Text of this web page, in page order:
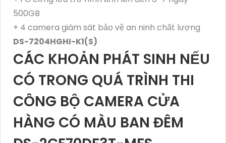
500GB
+ 4 camera giám sát bảo vệ an ninh chất lượng
DS-7204HGHI-K1(S)
CÁC KHOẢN PHÁT SINH NẾU
CÓ TRONG QUÁ TRÌNH THI
CÔNG BỘ CAMERA CỬA
HÀNG CÓ MÀU BAN ĐÊM